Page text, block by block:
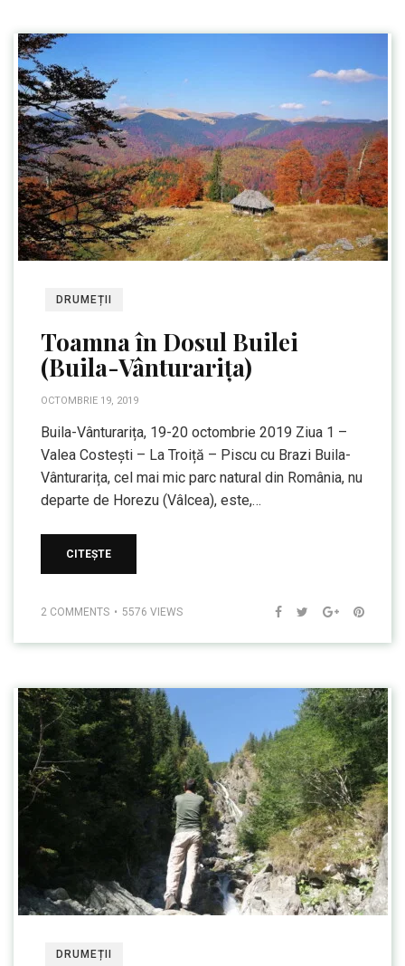
DRUMEȚII
Toamna în Dosul Builei
(Buila-Vânturarița)
OCTOMBRIE 19, 2019
Buila-Vânturarița, 19-20 octombrie 2019 Ziua 1 –
Valea Costești – La Troiță – Piscu cu Brazi Buila-
Vânturarița, cel mai mic parc natural din România, nu
departe de Horezu (Vâlcea), este,…
CITEȘTE
2 COMMENTS 5576 VIEWS
DRUMEȚII